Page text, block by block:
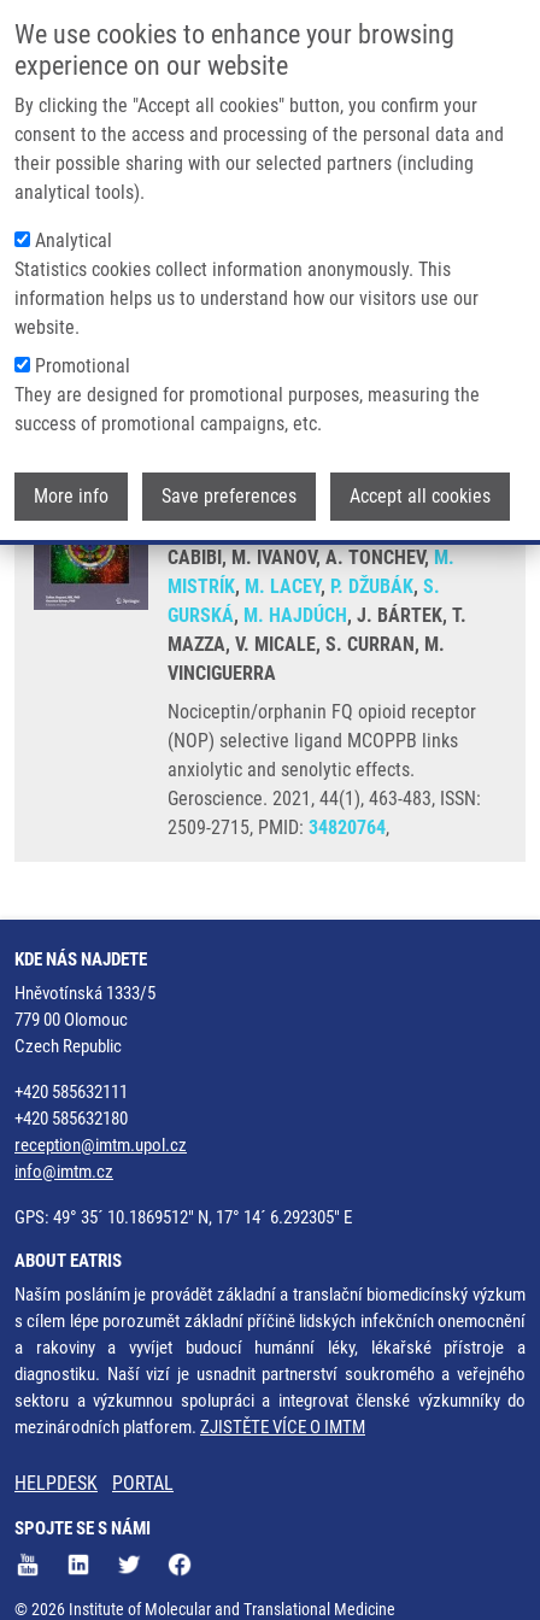
We use cookies to enhance your browsing
experience on our website
By clicking the "Accept all cookies" button, you confirm your
consent to the access and processing of the personal data and
their possible sharing with our selected partners (including
analytical tools).
Analytical
Statistics cookies collect information anonymously. This
information helps us to understand how our visitors use our
website.
Promotional
They are designed for promotional purposes, measuring the
success of promotional campaigns, etc.
More info Save preferences Accept all cookies
Main
Domů
Partner institutions
Technologie a služby
Kontakt
Drobečková navigace
Domů
Nociceptin/orphanin FQ Opioid Receptor (NOP) Selective Ligand
MCOPPB Links Anxiolytic And Senolytic Effects
Nociceptin/orphanin FQ opioid
receptor (NOP) selective ligand
MCOPPB links anxiolytic and
senolytic effects
RAFFAELE, M., K. KOVACOVICOVA, T.
BIAGINI, O. LO RE, J. FROHLICH, S.
GIALLONGO, J. NHAN, A. GIANNONE, D.
CABIBI, M. IVANOV, A. TONCHEV,M.
MISTRÍK, M. LACEY, P. DŽUBÁK, S.
GURSKÁ, M. HAJDÚCH, J. BÁRTEK, T.
MAZZA, V. MICALE, S. CURRAN, M.
VINCIGUERRA
Nociceptin/orphanin FQ opioid receptor
(NOP) selective ligand MCOPPB links
anxiolytic and senolytic effects.
Geroscience. 2021, 44(1), 463-483, ISSN:
2509-2715, PMID: 34820764,
KDE NÁS NAJDETE
Hněvotínská 1333/5
779 00 Olomouc
Czech Republic
+420 585632111
+420 585632180
reception@imtm.upol.cz
info@imtm.cz
GPS: 49° 35´ 10.1869512" N, 17° 14´ 6.292305" E
ABOUT EATRIS
Naším posláním je provádět základní a translační biomedicínský výzkum
s cílem lépe porozumět základní příčině lidských infekčních onemocnění
a rakoviny a vyvíjet budoucí humánní léky, lékařské přístroje a
diagnostiku. Naší vizí je usnadnit partnerství soukromého a veřejného
sektoru a výzkumnou spolupráci a integrovat členské výzkumníky do
mezinárodních platforem. ZJISTĚTE VÍCE O IMTM
HELPDESK PORTAL
SPOJTE SE S NÁMI
© 2026 Institute of Molecular and Translational Medicine